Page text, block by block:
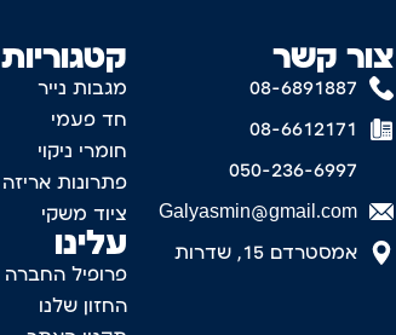
קטגוריות
מגבות נייר
חד פעמי
חומרי ניקוי
פתרונות אריזה
ציוד משקי
עלינו
פרופיל החברה
החזון שלנו
צור קשר
08-6891887
08-6612171
050-236-6997
Galyasmin@gmail.com
אמסטרדם 15, שדרות